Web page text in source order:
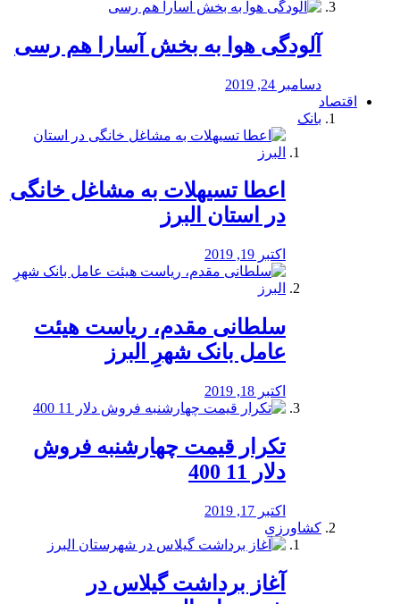
آلودگی هوا به بخش آسارا هم رسی
دسامبر 24, 2019
اقتصاد
بانک
️اعطا تسیهلات به مشاغل خانگی
در استان البرز
اکتبر 19, 2019
سلطانی مقدم، ریاست هیئت
عامل بانک شهرِ البرز
اکتبر 18, 2019
تکرار قیمت چهارشنبه فروش
دلار 11 400
اکتبر 17, 2019
کشاورزی
آغاز برداشت گیلاس در